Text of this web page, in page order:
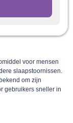
voor mensen
slaapstoornissen.
om zijn
gebruikers sneller in